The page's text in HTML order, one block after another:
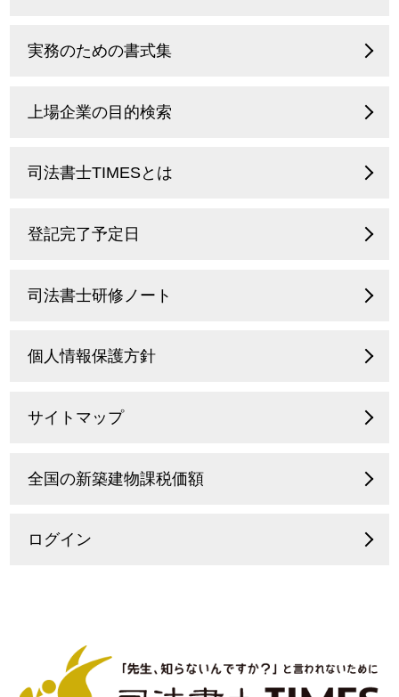
実務のための書式集
上場企業の目的検索
司法書士TIMESとは
登記完了予定日
司法書士研修ノート
個人情報保護方針
サイトマップ
全国の新築建物課税価額
ログイン